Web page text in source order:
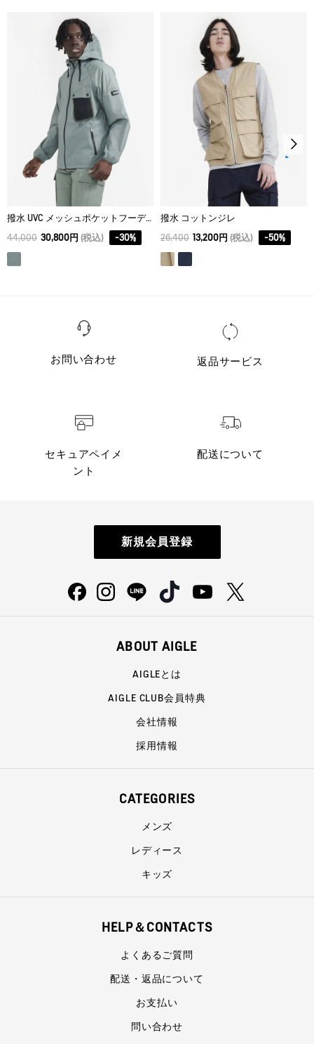
身長:185cm、バスト:89cm、ヒップ:89cm
撥水 UVC メッシュポケットフーデッドジャケット
44,000 30,800円 (税込) -30%
撥水 コットンジレ
26,400 13,200円 (税込) -50%
お問い合わせ 返品サービス
セキュアペイメ
ント
配送について
新規会員登録
ABOUT AIGLE
AIGLEとは
AIGLE CLUB会員特典
会社情報
採用情報
CATEGORIES
メンズ
レディース
キッズ
HELP＆CONTACTS
よくあるご質問
配送・返品について
お支払い
問い合わせ